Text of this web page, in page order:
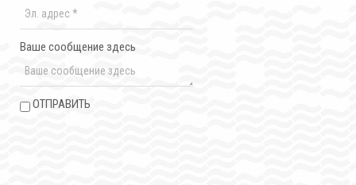
Ваше сообщение здесь
ОТПРАВИТЬ